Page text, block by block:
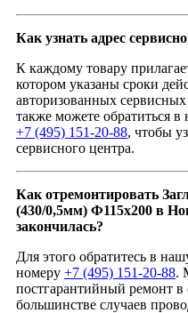
Как узнать адрес
К каждому товару
котором указаны сроки
авторизованных
также можете обратиться в
+7 (495) 151-20-88, чтобы
сервисного центра.
Как отремонтировать
(430/0,5мм) Ф115x200 в
закончилась?
Для этого обратитесь в
номеру +7 (495) 151-20-88.
постгарантийный ремонт
большинстве случаев